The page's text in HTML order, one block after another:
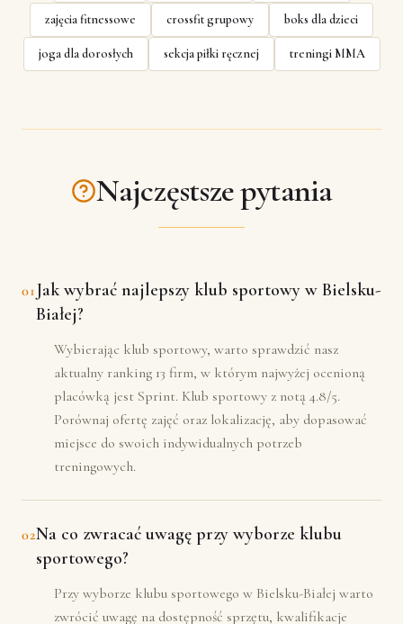
zajęcia fitnessowe crossfit grupowy boks dla dzieci
joga dla dorosłych sekcja piłki ręcznej treningi MMA
Najczęstsze pytania
01Jak wybrać najlepszy klub sportowy w Bielsku-
Białej?
Wybierając klub sportowy, warto sprawdzić nasz
aktualny ranking 13 firm, w którym najwyżej ocenioną
placówką jest Sprint. Klub sportowy z notą 4.8/5.
Porównaj ofertę zajęć oraz lokalizację, aby dopasować
miejsce do swoich indywidualnych potrzeb
treningowych.
02Na co zwracać uwagę przy wyborze klubu
sportowego?
Przy wyborze klubu sportowego w Bielsku-Białej warto
zwrócić uwagę na dostępność sprzętu, kwalifikacje